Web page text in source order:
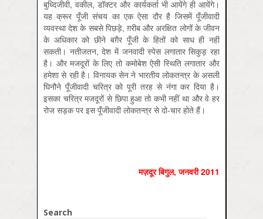
बुध्दिजीवी, वकील, डॉक्टर और कार्यकर्ता भी आयेंगे ही आयेंगे।
यह क्रूर पूँजी संचय का एक ऐसा दौर है जिसमें पूँजीवादी
व्यवस्था देश के सबसे पिछड़े, ग़रीब और अरक्षित लोगों के जीवन
के अधिकार को छीने बग़ैर पूँजी के हितों को साध ही नहीं
सकती। नतीजतन, देश में जनवादी स्पेस लगातार सिकुड़ रहा
है। और मजदूरों के लिए तो कमोबेश ऐसी स्थिति लगातार और
हमेशा से रही है। विनायक सेन ने भारतीय लोकतन्त्र के असली
घिनौने पूँजीवादी चरित्र को पूरी तरह से नंगा कर दिया है।
इसका चरित्र मजदूरों से छिपा हुआ तो कभी नहीं था और वे हर
रोज सड़क पर इस पूँजीवादी लोकतन्त्र से दो-चार होते हैं।
मज़दूर बिगुल, जनवरी 2011
Search